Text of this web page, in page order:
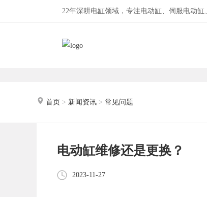
22年深耕电缸领域，专注电动缸、伺服电动
首页 > 新闻资讯 > 常见问题
电动缸维修还是更换？
2023-11-27